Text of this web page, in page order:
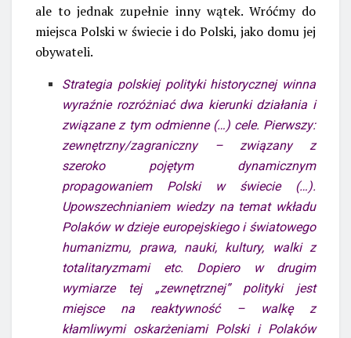
ale to jednak zupełnie inny wątek. Wróćmy do
miejsca Polski w świecie i do Polski, jako domu jej
obywateli.
Strategia polskiej polityki historycznej winna
wyraźnie rozróżniać dwa kierunki działania i
związane z tym odmienne (…) cele. Pierwszy:
zewnętrzny/zagraniczny – związany z
szeroko pojętym dynamicznym
propagowaniem Polski w świecie (…).
Upowszechnianiem wiedzy na temat wkładu
Polaków w dzieje europejskiego i światowego
humanizmu, prawa, nauki, kultury, walki z
totalitaryzmami etc. Dopiero w drugim
wymiarze tej „zewnętrznej” polityki jest
miejsce na reaktywność – walkę z
kłamliwymi oskarżeniami Polski i Polaków